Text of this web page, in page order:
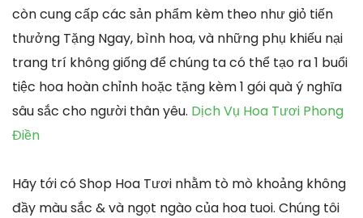
còn cung cấp các sản phẩm kèm theo như giỏ tiến
thưởng Tặng Ngay, bình hoa, và những phụ khiếu nại
trang trí không giống để chúng ta có thể tạo ra 1 buổi
tiệc hoa hoàn chỉnh hoặc tặng kèm 1 gói quà ý nghĩa
sâu sắc cho người thân yêu. Dịch Vụ Hoa Tươi Phong
Điền
Hãy tới có Shop Hoa Tươi nhằm tò mò khoảng không
đầy màu sắc & và ngọt ngào của hoa tuoi. Chúng tôi